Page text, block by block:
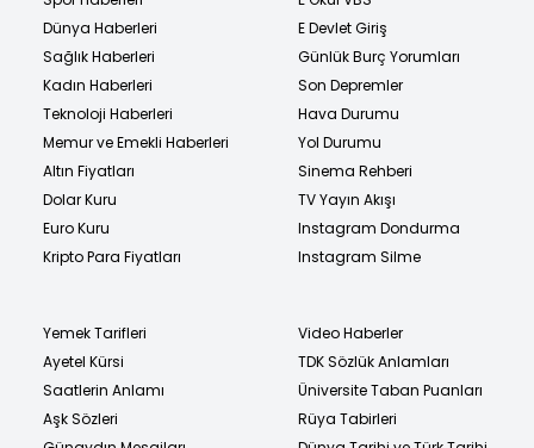
Dünya Haberleri
Sağlık Haberleri
Kadın Haberleri
Teknoloji Haberleri
Memur ve Emekli Haberleri
Altın Fiyatları
Dolar Kuru
Euro Kuru
Kripto Para Fiyatları
E Devlet Giriş
Günlük Burç Yorumları
Son Depremler
Hava Durumu
Yol Durumu
Sinema Rehberi
TV Yayın Akışı
Instagram Dondurma
Instagram Silme
Yemek Tarifleri
Ayetel Kürsi
Saatlerin Anlamı
Aşk Sözleri
Video Haberler
TDK Sözlük Anlamları
Üniversite Taban Puanları
Rüya Tabirleri